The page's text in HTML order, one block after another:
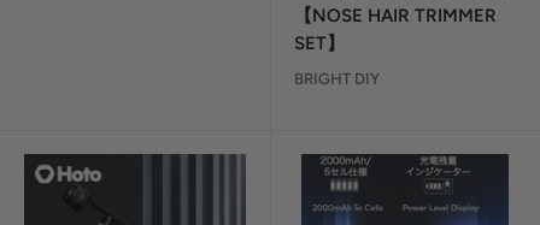
【NOSE HAIR TRIMMER
SET】
BRIGHT DIY